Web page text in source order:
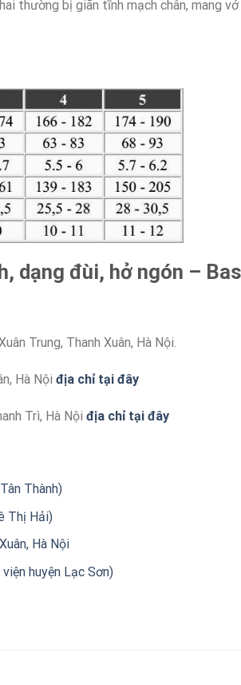
thường bị giãn tĩnh mạch chân, mang
dạng đùi, hở ngón –
Trung, Thanh Xuân, Hà Nội.
Hà Nội địa chỉ tại đây
Trì, Hà Nội địa chỉ tại đây
Thành)
Thị Hải)
Hà Nội
huyện Lạc Sơn)